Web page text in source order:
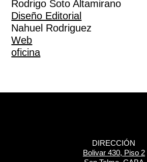
Rodrigo Soto Altamirano
Diseño Editorial
Nahuel Rodriguez
Web
oficina
DIRECCIÓN
Bolivar 430, Piso 2